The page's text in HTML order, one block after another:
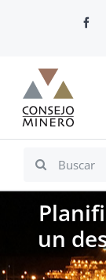
Search
un